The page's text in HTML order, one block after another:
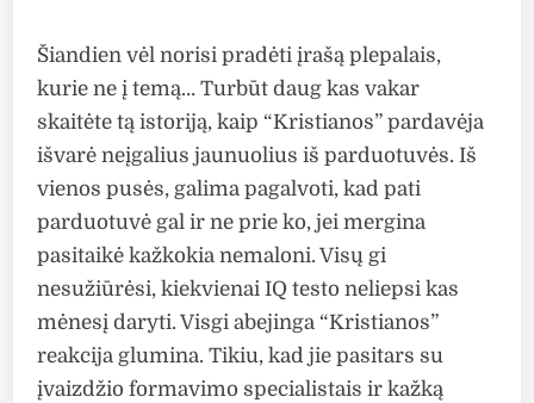
Šiandien vėl norisi pradėti įrašą plepalais,
kurie ne į temą… Turbūt daug kas vakar
skaitėte tą istoriją, kaip “Kristianos” pardavėja
išvarė neįgalius jaunuolius iš parduotuvės. Iš
vienos pusės, galima pagalvoti, kad pati
parduotuvė gal ir ne prie ko, jei mergina
pasitaikė kažkokia nemaloni. Visų gi
nesužiūrėsi, kiekvienai IQ testo neliepsi kas
mėnesį daryti. Visgi abejinga “Kristianos”
reakcija glumina. Tikiu, kad jie pasitars su
įvaizdžio formavimo specialistais ir kažką